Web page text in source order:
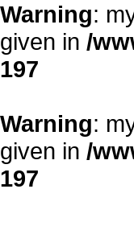
Warning:
given in /
197
Warning:
given in /
197